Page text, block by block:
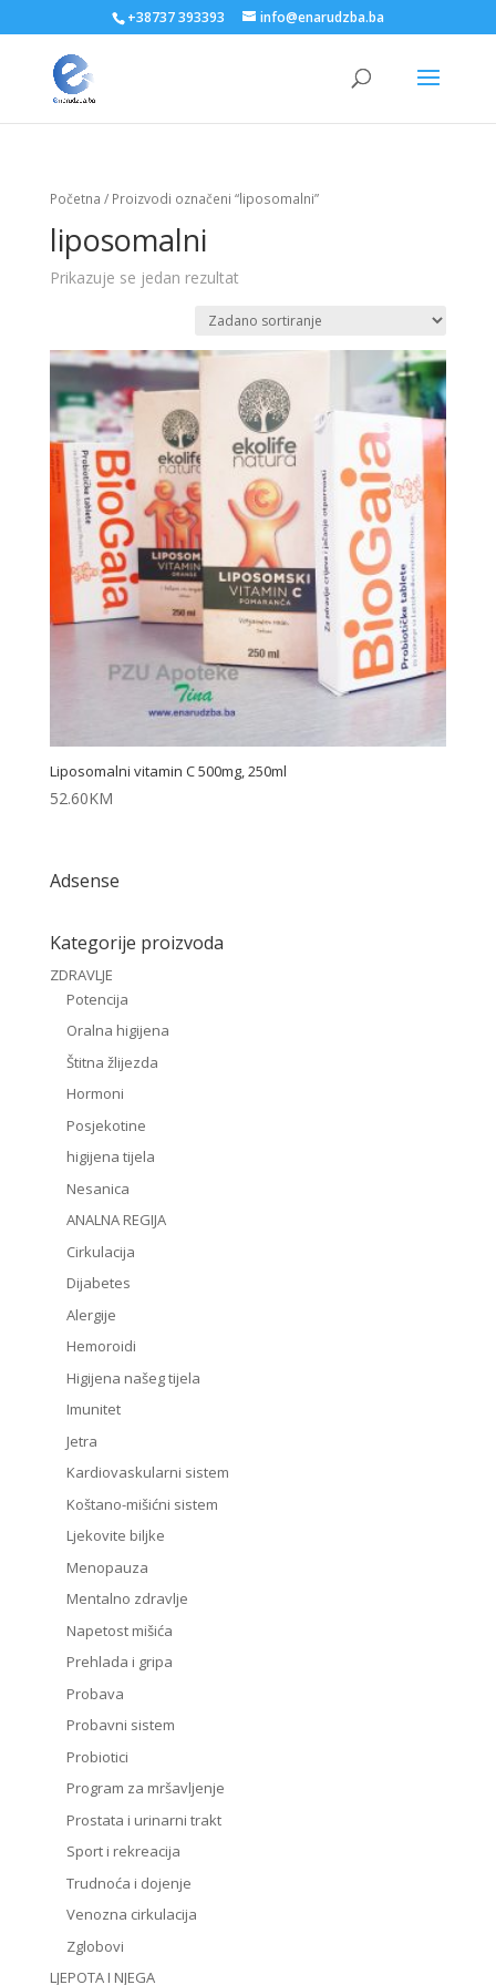
+38737 393393 info@enarudzba.ba
Početna / Proizvodi označeni “liposomalni”
liposomalni
Prikazuje se jedan rezultat
Liposomalni vitamin C 500mg, 250ml
52.60KM
Adsense
Kategorije proizvoda
ZDRAVLJE
Potencija
Oralna higijena
Štitna žlijezda
Hormoni
Posjekotine
higijena tijela
Nesanica
ANALNA REGIJA
Cirkulacija
Dijabetes
Alergije
Hemoroidi
Higijena našeg tijela
Imunitet
Jetra
Kardiovaskularni sistem
Koštano-mišićni sistem
Ljekovite biljke
Menopauza
Mentalno zdravlje
Napetost mišića
Prehlada i gripa
Probava
Probavni sistem
Probiotici
Program za mršavljenje
Prostata i urinarni trakt
Sport i rekreacija
Trudnoća i dojenje
Venozna cirkulacija
Zglobovi
LJEPOTA I NJEGA